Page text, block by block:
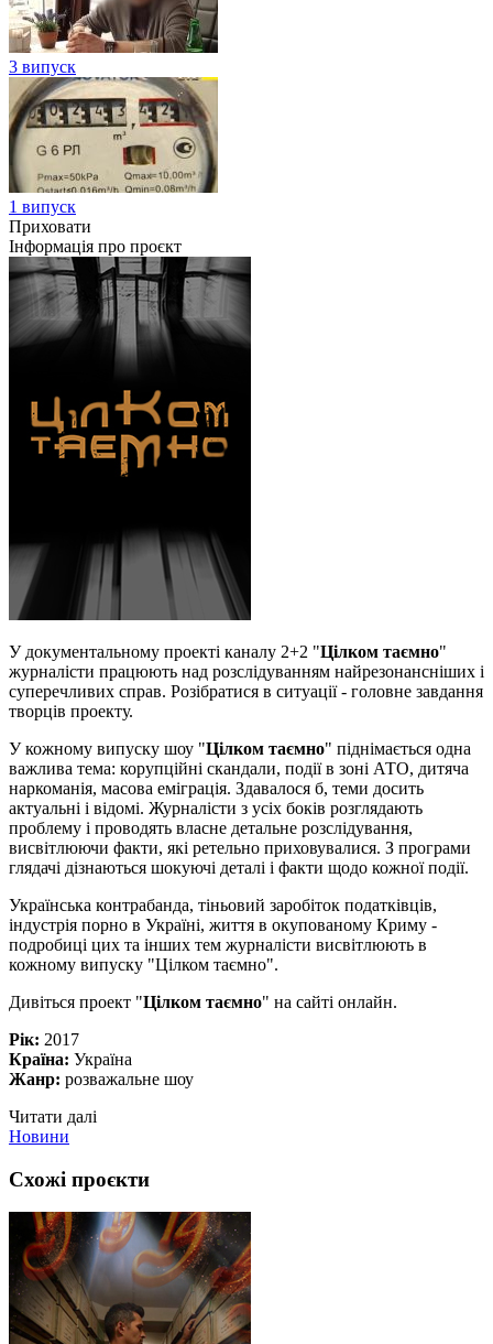
3 випуск
1 випуск
Приховати
Інформація про проєкт
У документальному проекті каналу 2+2 "Цілком таємно"
журналісти працюють над розслідуванням найрезонансніших і
суперечливих справ. Розібратися в ситуації - головне завдання
творців проекту.
У кожному випуску шоу "Цілком таємно" піднімається одна
важлива тема: корупційні скандали, події в зоні АТО, дитяча
наркоманія, масова еміграція. Здавалося б, теми досить
актуальні і відомі. Журналісти з усіх боків розглядають
проблему і проводять власне детальне розслідування,
висвітлюючи факти, які ретельно приховувалися. З програми
глядачі дізнаються шокуючі деталі і факти щодо кожної події.
Українська контрабанда, тіньовий заробіток податківців,
індустрія порно в Україні, життя в окупованому Криму -
подробиці цих та інших тем журналісти висвітлюють в
кожному випуску "Цілком таємно".
Дивіться проект "Цілком таємно" на сайті онлайн.
Рік: 2017
Країна: Україна
Жанр: розважальне шоу
Читати далі
Новини
Схожі проєкти